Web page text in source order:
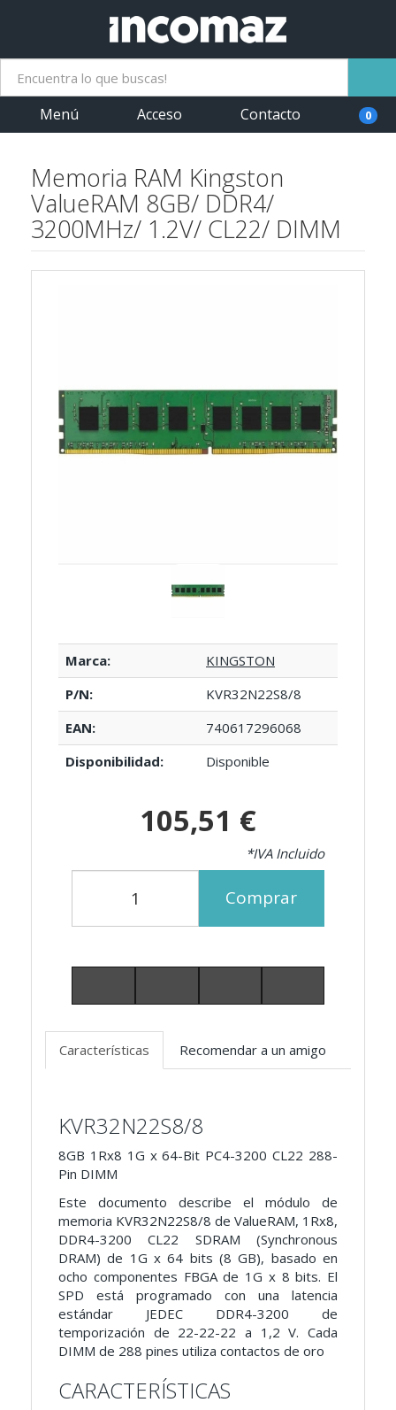
Menú Acceso Contacto 0
Memoria RAM Kingston
ValueRAM 8GB/ DDR4/
3200MHz/ 1.2V/ CL22/ DIMM
Marca:
KINGSTON
P/N:
KVR32N22S8/8
EAN:
740617296068
Disponibilidad:
Disponible
105,51 €
*IVA Incluido
Comprar
Características Recomendar a un amigo
KVR32N22S8/8
8GB 1Rx8 1G x 64-Bit PC4-3200CL22 288-
Pin DIMM
Este documento describe el módulo de
memoria KVR32N22S8/8 de ValueRAM, 1Rx8,
DDR4-3200 CL22 SDRAM (Synchronous
DRAM) de 1G x 64 bits (8 GB), basado en
ocho componentes FBGA de 1G x 8 bits. El
SPD está programado con una latencia
estándar JEDEC DDR4-3200 de
temporización de 22-22-22 a 1,2 V. Cada
DIMM de 288 pines utiliza contactos de oro
CARACTERÍSTICAS